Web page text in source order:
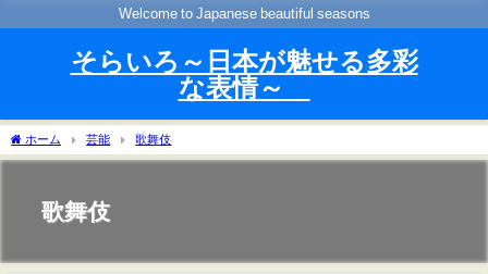
Welcome to Japanese beautiful seasons
そらいろ～日本が魅せる多彩
な表情～
ホーム 芸能 歌舞伎
歌舞伎